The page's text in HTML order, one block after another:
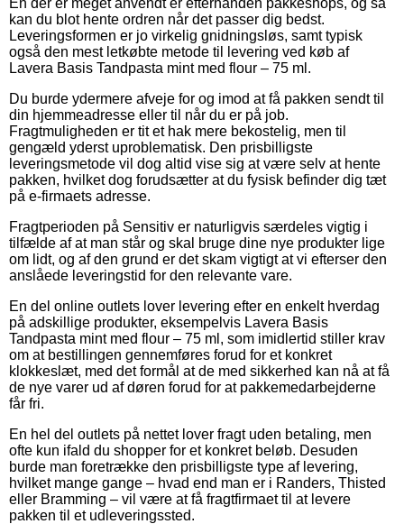
kan du blot hente ordren når det passer dig bedst.
Leveringsformen er jo virkelig gnidningsløs, samt typisk
også den mest letkøbte metode til levering ved køb af
Lavera Basis Tandpasta mint med flour – 75 ml.
Du burde ydermere afveje for og imod at få pakken sendt til
din hjemmeadresse eller til når du er på job.
Fragtmuligheden er tit et hak mere bekostelig, men til
gengæld yderst uproblematisk. Den prisbilligste
leveringsmetode vil dog altid vise sig at være selv at hente
pakken, hvilket dog forudsætter at du fysisk befinder dig tæt
på e-firmaets adresse.
Fragtperioden på Sensitiv er naturligvis særdeles vigtig i
tilfælde af at man står og skal bruge dine nye produkter lige
om lidt, og af den grund er det skam vigtigt at vi efterser den
anslåede leveringstid for den relevante vare.
En del online outlets lover levering efter en enkelt hverdag
på adskillige produkter, eksempelvis Lavera Basis
Tandpasta mint med flour – 75 ml, som imidlertid stiller krav
om at bestillingen gennemføres forud for et konkret
klokkeslæt, med det formål at de med sikkerhed kan nå at få
de nye varer ud af døren forud for at pakkemedarbejderne
får fri.
En hel del outlets på nettet lover fragt uden betaling, men
ofte kun ifald du shopper for et konkret beløb. Desuden
burde man foretrække den prisbilligste type af levering,
hvilket mange gange – hvad end man er i Randers, Thisted
eller Bramming – vil være at få fragtfirmaet til at levere
pakken til et udleveringssted.